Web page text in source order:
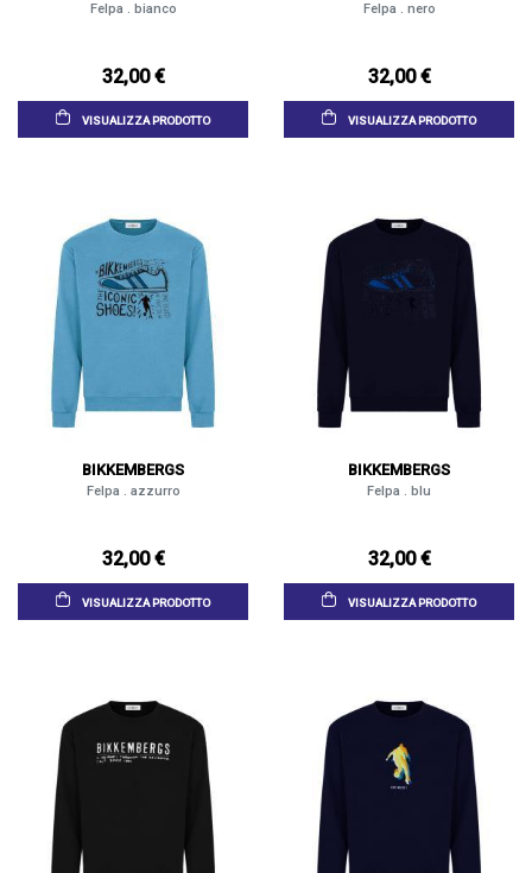
Felpa . bianco
32,00 €
VISUALIZZA PRODOTTO
Felpa . nero
32,00 €
VISUALIZZA PRODOTTO
BIKKEMBERGS
Felpa . azzurro
32,00 €
VISUALIZZA PRODOTTO
BIKKEMBERGS
Felpa . blu
32,00 €
VISUALIZZA PRODOTTO